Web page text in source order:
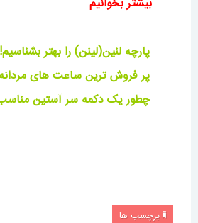
پارچه لنین(لینن) را بهتر بشناسیم!
پر فروش ترین ساعت های
چطور یک دکمه سر آستین
برچسب ها